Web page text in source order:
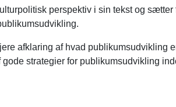
perspektiv i sin tekst og sætter
afklaring af hvad publikumsudvikling
strategier for publikumsudvikling